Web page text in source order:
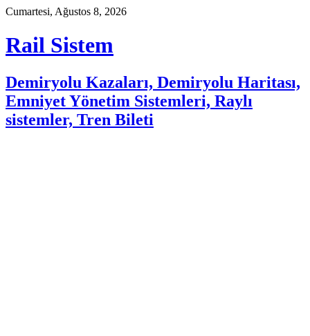
Skip
content
Cumartesi, Ağustos 8, 2026
Rail Sistem
Demiryolu Kazaları, Demiryolu Haritası,
Emniyet Yönetim Sistemleri, Raylı
sistemler, Tren Bileti